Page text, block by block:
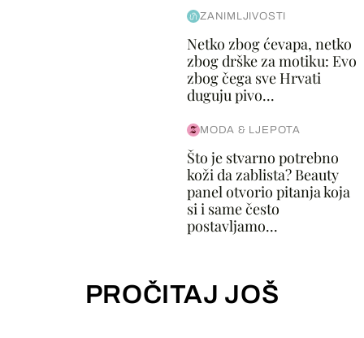
ZANIMLJIVOSTI
Netko zbog ćevapa, netko
zbog drške za motiku: Evo
zbog čega sve Hrvati
duguju pivo...
MODA & LJEPOTA
Što je stvarno potrebno
koži da zablista? Beauty
panel otvorio pitanja koja
si i same često
postavljamo...
PROČITAJ JOŠ